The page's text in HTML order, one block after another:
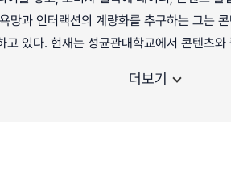
망과 인터랙션의 계량화를 추구하는 그는
고 있다. 현재는 성균관대학교에서 콘텐츠
더보기